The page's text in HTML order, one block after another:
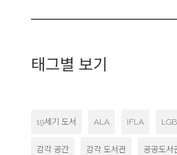
태그별 보기
19세기 도서 ALA IFLA
감각 공간 감각 도서관 공공도서